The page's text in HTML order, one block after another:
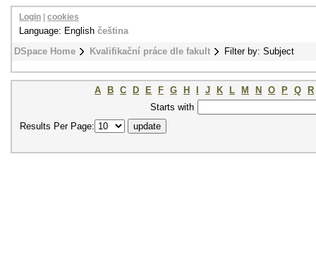
DSpace Home Kvalifikační práce dle fakult Filter by: Subject
Login cookies
Language: English čeština
A B C D E F G H J K L M N O P Q
R
Starts with
Results Per Page: